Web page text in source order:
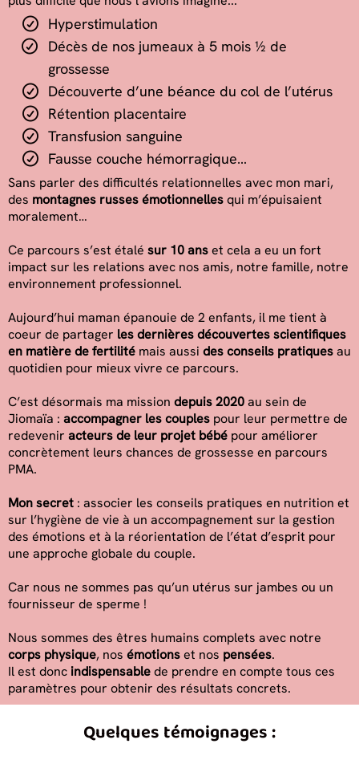
Hyperstimulation
Décès de nos jumeaux à 5 mois ½ de
grossesse
Découverte d’une béance du col de l’utérus
Rétention placentaire
Transfusion sanguine
Fausse couche hémorragique…
Sans parler des difficultés relationnelles avec mon mari,
des montagnes russes émotionnellesqui m’épuisaient
moralement…
Ce parcours s’est étalé sur 10 anset cela a eu un fort
impact sur les relations avec nos amis, notre famille, notre
environnement professionnel.
Aujourd’hui maman épanouie de 2 enfants, il me tient à
coeur de partager les dernières découvertes scientifiques
en matière de fertilité mais aussi des conseils pratiquesau
quotidien pour mieux vivre ce parcours.
C’est désormais ma mission depuis 2020au sein de
Jiomaïa : accompagner les couples pour leur permettre de
redevenir acteurs de leur projet bébé pour améliorer
concrètement leurs chances de grossesse en parcours
PMA.
Mon secret : associer les conseils pratiques en nutrition et
sur l’hygiène de vie à un accompagnement sur la gestion
des émotions et à la réorientation de l’état d’esprit pour
une approche globale du couple.
Car nous ne sommes pas qu’un utérus sur jambes ou un
fournisseur de sperme !
Nous sommes des êtres humains complets avec notre
corps physique, nos émotionset nos pensées.
Il est donc indispensablede prendre en compte tous ces
paramètres pour obtenir des résultats concrets.
Quelques témoignages :